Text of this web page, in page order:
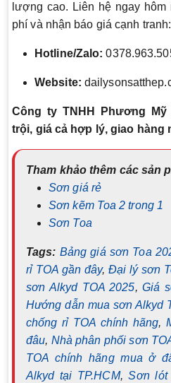
lượng cao. Liên hệ ngay
phí và nhận báo giá cạnh tranh:
Hotline/Zalo:
Website:
Công ty TNHH Phương
trội, giá cả hợp lý, giao hàng
Tham khảo thêm các sản
Sơn giá rẻ
Sơn kẽm Toa 2 trong 1
Sơn Toa
Tags: Bảng giá sơn Toa
rỉ TOA gần đây, Đại lý sơn
sơn Alkyd TOA 2025,Giá
Hướng dẫn mua sơn Alkyd
chống rỉ TOA chính hãng,
đâu, Nhà phân phối sơn
TOA chính hãng mua ở
Alkyd tại TP.HCM,Sơn lót